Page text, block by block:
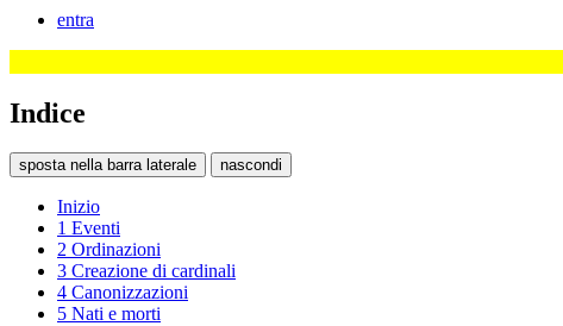
entra
Indice
sposta nella barra laterale nascondi
Inizio
1 Eventi
2 Ordinazioni
3 Creazione di cardinali
4 Canonizzazioni
5 Nati e morti